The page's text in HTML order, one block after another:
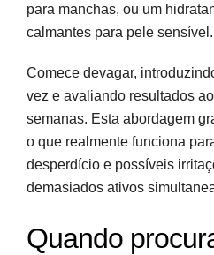
para manchas, ou um
calmantes para pele sensível.
Comece devagar,
vez e avaliando resultados
semanas. Esta abordagem
o que realmente funciona
desperdício e possíveis
demasiados ativos
Quando